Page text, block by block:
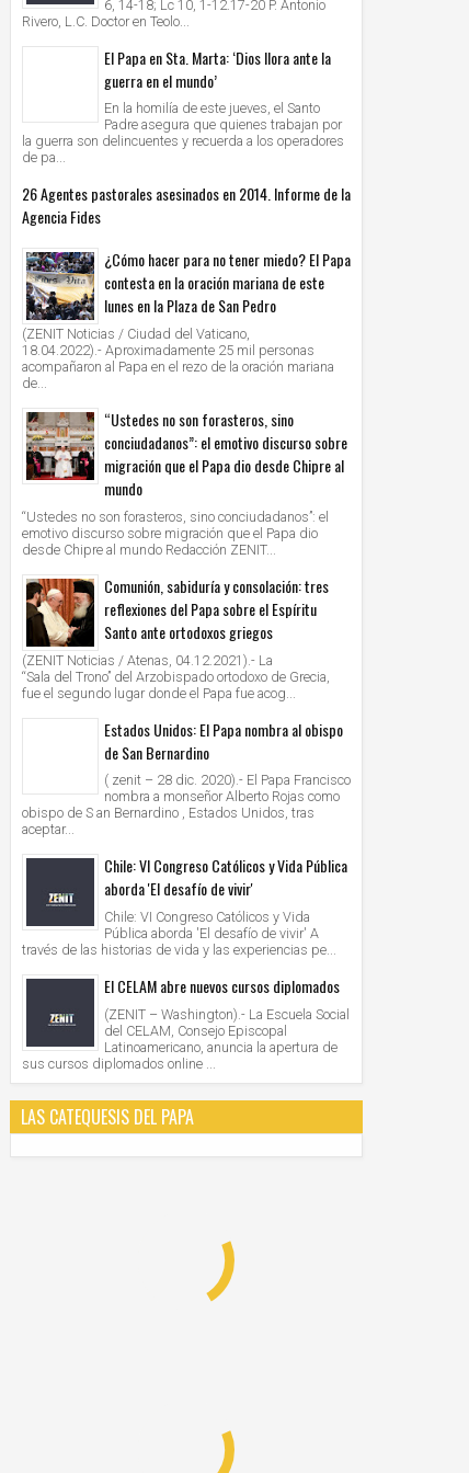
6, 14-18; Lc 10, 1-12.17-20 P. Antonio
Rivero, L.C. Doctor en Teolo...
El Papa en Sta. Marta: ‘Dios llora ante la
guerra en el mundo’
En la homilía de este jueves, el Santo
Padre asegura que quienes trabajan por
la guerra son delincuentes y recuerda a los operadores
de pa...
26 Agentes pastorales asesinados en 2014. Informe de la
Agencia Fides
¿Cómo hacer para no tener miedo? El Papa
contesta en la oración mariana de este
lunes en la Plaza de San Pedro
(ZENIT Noticias / Ciudad del Vaticano,
18.04.2022).- Aproximadamente 25 mil personas
acompañaron al Papa en el rezo de la oración mariana
de...
“Ustedes no son forasteros, sino
conciudadanos”: el emotivo discurso sobre
migración que el Papa dio desde Chipre al
mundo
“Ustedes no son forasteros, sino conciudadanos”: el
emotivo discurso sobre migración que el Papa dio
desde Chipre al mundo Redacción ZENIT...
Comunión, sabiduría y consolación: tres
reflexiones del Papa sobre el Espíritu
Santo ante ortodoxos griegos
(ZENIT Noticias / Atenas, 04.12.2021).- La
“Sala del Trono” del Arzobispado ortodoxo de Grecia,
fue el segundo lugar donde el Papa fue acog...
Estados Unidos: El Papa nombra al obispo
de San Bernardino
( zenit – 28 dic. 2020).- El Papa Francisco
nombra a monseñor Alberto Rojas como
obispo de S an Bernardino , Estados Unidos, tras
aceptar...
Chile: VI Congreso Católicos y Vida Pública
aborda 'El desafío de vivir'
Chile: VI Congreso Católicos y Vida
Pública aborda 'El desafío de vivir' A
través de las historias de vida y las experiencias pe...
El CELAM abre nuevos cursos diplomados
(ZENIT – Washington).- La Escuela Social
del CELAM, Consejo Episcopal
Latinoamericano, anuncia la apertura de
sus cursos diplomados online ...
LAS CATEQUESIS DEL PAPA